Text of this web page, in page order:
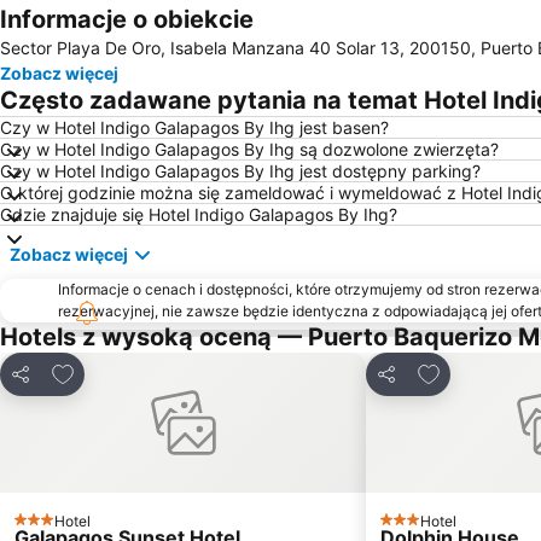
Informacje o obiekcie
Sector Playa De Oro, Isabela Manzana 40 Solar 13, 200150, Puerto
Zobacz więcej
Często zadawane pytania na temat Hotel
Czy w Hotel Indigo Galapagos By Ihg jest basen?
Czy w Hotel Indigo Galapagos By Ihg są dozwolone zwierzęta?
Czy w Hotel Indigo Galapagos By Ihg jest dostępny parking?
O której godzinie można się zameldować i wymeldować z Hotel
Gdzie znajduje się Hotel Indigo Galapagos By Ihg?
Zobacz więcej
Informacje o cenach i dostępności, które otrzymujemy od stron
rezerwacyjnej, nie zawsze będzie identyczna z odpowiadającą jej
Hotels z wysoką oceną — Puerto Baquerizo
Udostępnij
Dodaj do ulubionych
3 Kategoria
Hotel
Udostępnij
Dodaj do
3 Kategoria
Hotel